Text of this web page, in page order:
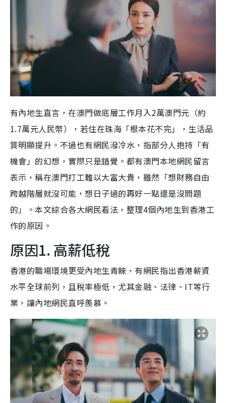
有內地生直言，在澳門做底層工作月入2萬澳門元（約
1.7萬元人民幣），若住在珠海「根本花不完」，生活品
質明顯提升。不過也有網民潑冷水，指部分人抱持「有
機會」的幻想，實際只是錯覺。都有澳門本地網民留言
表示，稱在澳門打工難以大富大貴，雖然「想財務自由
跨越階層就沒可能，想日子過的再好一點還是沒問題
的」。本文綜合各大網民看法，整理4個內地生到香港工
作的原因。
原因1. 高薪低稅
香港的職場環境更受內地生青睞，有網民指出香港薪資
水平全球前列，且稅率極低，尤其金融、法律、IT等行
業，讓內地網民直呼羨慕。